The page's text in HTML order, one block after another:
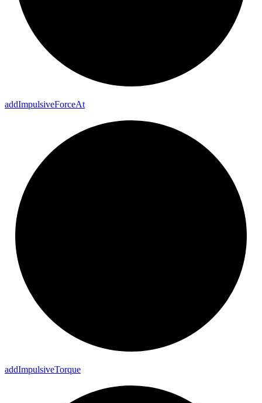
addImpulsiveForceAt
addImpulsiveTorque